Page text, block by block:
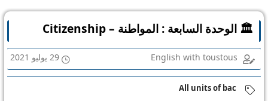
🏛️ الوحدة السابعة : المواطنة – Citizenship
English with toustous 29 يوليو 2021
All units of bac